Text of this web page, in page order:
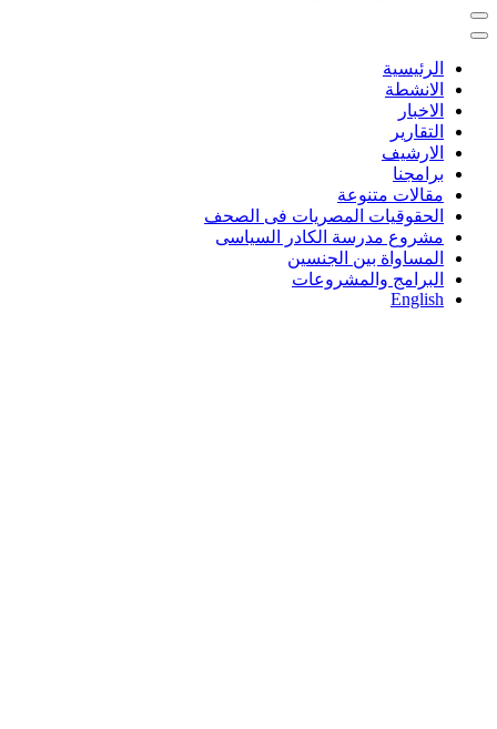
الرئيسية
الانشطة
الاخبار
التقارير
الارشيف
برامجنا
مقالات متنوعة
الحقوقيات المصريات فى الصحف
مشروع مدرسة الكادر السياسى
المساواة بين الجنسين
البرامج والمشروعات
English